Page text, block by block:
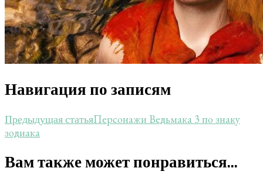
Навигация по записям
Предыдущая статьяПерсонажи Ведьмака 3 по знаку
зодиака
Вам также может понравиться...